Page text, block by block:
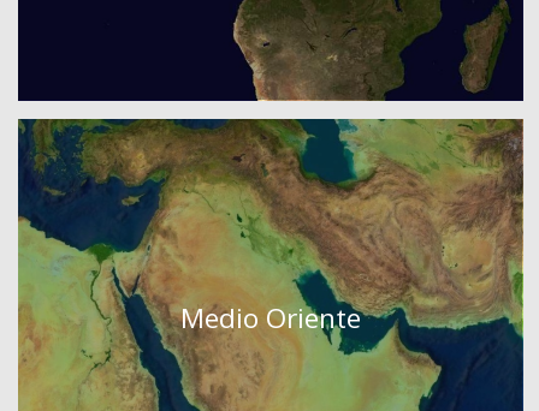
Medio Oriente